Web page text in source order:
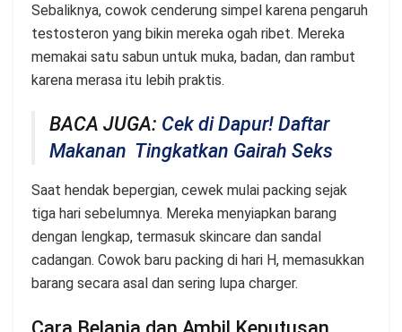
Sebaliknya, cowok cenderung simpel karena pengaruh
testosteron yang bikin mereka ogah ribet. Mereka
memakai satu sabun untuk muka, badan, dan rambut
karena merasa itu lebih praktis.
BACA JUGA: Cek di Dapur! Daftar
Makanan Tingkatkan Gairah Seks
Saat hendak bepergian, cewek mulai packing sejak
tiga hari sebelumnya. Mereka menyiapkan barang
dengan lengkap, termasuk skincare dan sandal
cadangan. Cowok baru packing di hari H, memasukkan
barang secara asal dan sering lupa charger.